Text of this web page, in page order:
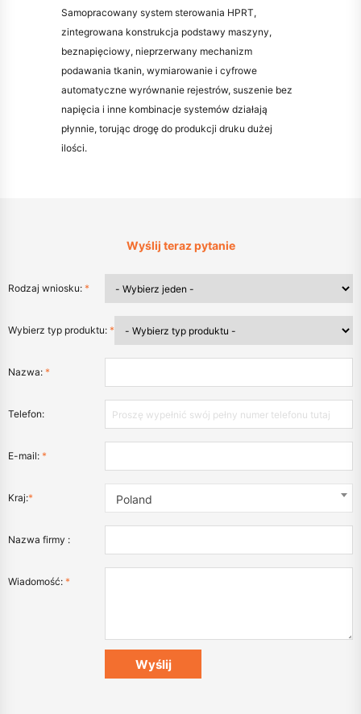
Samopracowany system sterowania HPRT,
zintegrowana konstrukcja podstawy maszyny,
beznapięciowy, nieprzerwany mechanizm
podawania tkanin, wymiarowanie i cyfrowe
automatyczne wyrównanie rejestrów, suszenie bez
napięcia i inne kombinacje systemów działają
płynnie, torując drogę do produkcji druku dużej
ilości.
Wyślij teraz pytanie
Rodzaj wniosku: *
Wybierz typ produktu: *
Nazwa: *
Telefon:
E-mail: *
Kraj:* Poland
Nazwa firmy :
Wiadomość: *